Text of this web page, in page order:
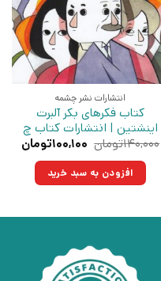
انتشارات نشر چشمه
کتاب فکرهای بکر آلبرت
اینشتین | انتشارات کتاب چ
۱۴۰,۰۰۰تومان قیمت
۱۴۰,۰۰۰تومان
بود.
۱۰۰,۱۰۰تومان
افزودن به سبد خرید